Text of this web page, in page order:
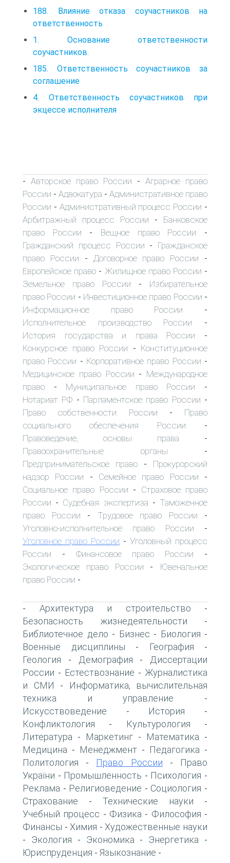
188. Влияние отказа соучастников на
ответственность
1. Основание ответственности
соучастников.
185. Ответственность соучастников за
соглашение
4. Ответственность соучастников при
экцессе исполнителя
- Авторское право России - Аграрное право
России - Адвокатура - Административное право
России - Административный процесс России -
Арбитражный процесс России - Банковское
право России - Вещное право России -
Гражданский процесс России - Гражданское
право России - Договорное право России -
Европейское право - Жилищное право России -
Земельное право России - Избирательное
право России - Инвестиционное право России -
Информационное право России -
Исполнительное производство России -
История государства и права России -
Конкурсное право России - Конституционное
право России - Корпоративное право России -
Медицинское право России - Международное
право - Муниципальное право России -
Нотариат РФ - Парламентское право России -
Право собственности России - Право
социального обеспечения России -
Правоведение, основы права -
Правоохранительные органы -
Предпринимательское право - Прокурорский
надзор России - Семейное право России -
Социальное право России - Страховое право
России - Судебная экспертиза - Таможенное
право России - Трудовое право России -
Уголовно-исполнительное право России -
Уголовное право России - Уголовный процесс
России - Финансовое право России -
Экологическое право России -
Ювенальное
право России -
- Архитектура и строительство -
Безопасность жизнедеятельности -
Библиотечное дело - Бизнес - Биология -
Военные дисциплины - География -
Геология - Демография -
Диссертации
России - Естествознание - Журналистика
и СМИ -
Информатика, вычислительная
техника и управление -
Искусствоведение - История -
Конфликтология - Культурология -
Литература - Маркетинг - Математика -
Медицина - Менеджмент - Педагогика -
Политология - Право России -
Право
України - Промышленность - Психология -
Реклама - Религиоведение - Социология -
Страхование - Технические науки -
Учебный процесс - Физика - Философия -
Финансы - Химия - Художественные науки
- Экология - Экономика - Энергетика -
Юриспруденция - Языкознание -